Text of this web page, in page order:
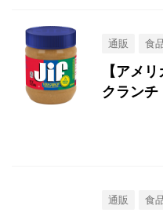
通販 食
【アメ
クラン
通販 食